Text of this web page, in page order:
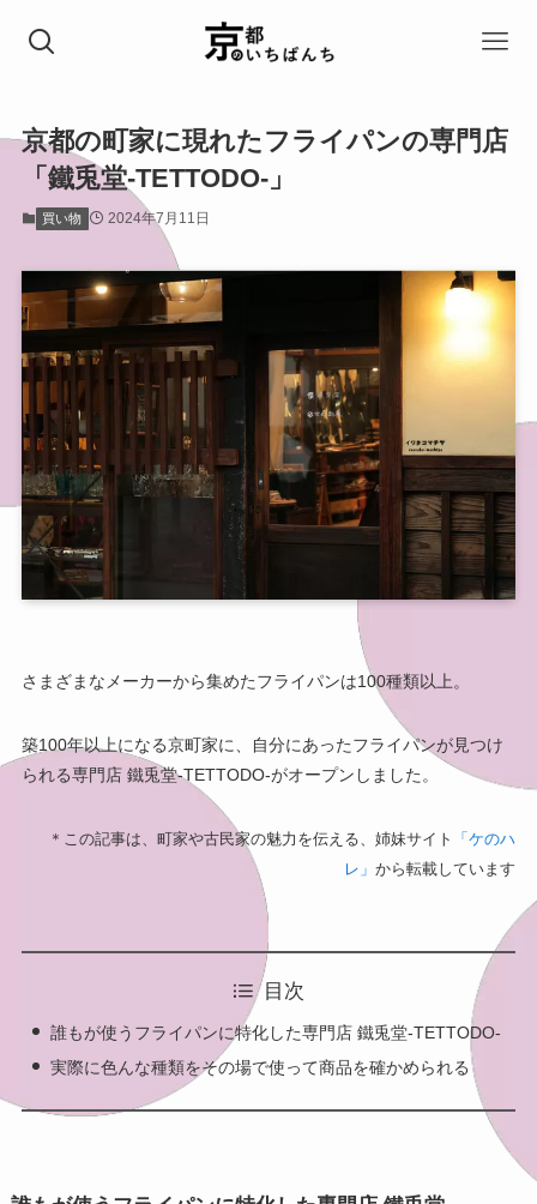
京都の町家に現れたフライパンの専門店
「鐵兎堂-TETTODO-」
買い物 2024年7月11日
さまざまなメーカーから集めたフライパンは100種類以上。
築100年以上になる京町家に、自分にあったフライパンが見つけ
られる専門店 鐵兎堂-TETTODO-がオープンしました。
＊この記事は、町家や古民家の魅力を伝える、姉妹サイト
「ケのハ
レ」から転載しています
目次
誰もが使うフライパンに特化した専門店 鐵兎堂-TETTODO-
実際に色んな種類をその場で使って商品を確かめられる